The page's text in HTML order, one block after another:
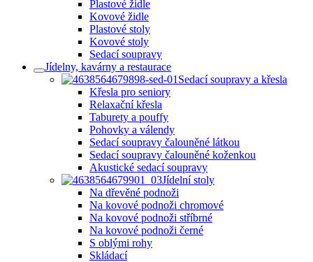
Plastové židle
Kovové židle
Plastové stoly
Kovové stoly
Sedací soupravy
Jídelny, kavárny a restaurace
Sedací soupravy a křesla
Křesla pro seniory
Relaxační křesla
Taburety a pouffy
Pohovky a válendy
Sedací soupravy čalouněné látkou
Sedací soupravy čalouněné koženkou
Akustické sedací soupravy
Jídelní stoly
Na dřevěné podnoži
Na kovové podnoži chromové
Na kovové podnoži stříbrné
Na kovové podnoži černé
S oblými rohy
Skládací